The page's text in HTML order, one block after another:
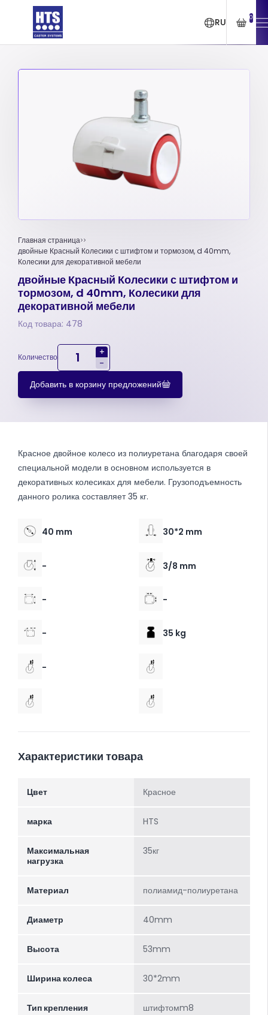
RU 0
Главная страница
двойные Красный Колесики с штифтом и тормозом, d 40mm,
Колесики для декоративной мебели
двойные Красный Колесики с штифтом и
тормозом, d 40mm, Колесики для
декоративной мебели
Код товара: 478
Количество
+
-
Добавить в корзину предложений
Красное двойное колесо из полиуретана благодаря своей
специальной модели в основном используется в
декоративных колесиках для мебели. Грузоподъемность
данного ролика составляет 35 кг.
40 mm 30*2 mm
- 3/8 mm
- -
- 35 kg
-
Характеристики товара
Цвет Красное
марка HTS
Максимальная
нагрузка
35кг
Материал полиамид-полиуретана
Диаметр 40mm
Высота 53mm
Ширина колеса 30*2mm
Тип крепления штифтомm8